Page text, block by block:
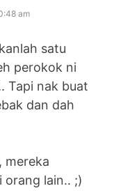
am
satu
perokok ni
Tapi nak buat
dan dah
mereka
orang lain.. ;)